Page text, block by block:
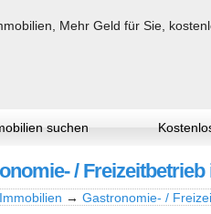
suchen
/
Immobilien → Gastronomie- /